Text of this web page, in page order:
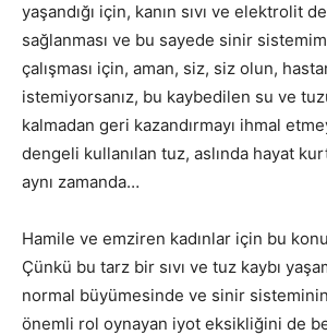
yaşandığı için, kanın sıvı ve elektrolit
sağlanması ve bu sayede sinir
çalışması için, aman, siz, siz olun,
istemiyorsanız, bu kaybedilen su ve
kalmadan geri kazandırmayı ihmal
dengeli kullanılan tuz, aslında hayat
aynı zamanda…
Hamile ve emziren kadınlar için bu
Çünkü bu tarz bir sıvı ve tuz kaybı
normal büyümesinde ve sinir
önemli rol oynayan iyot eksikliğini de